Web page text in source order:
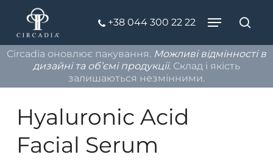
main
content
Menu
+38 044 300 22 22
Circadia оновлює пакування. Можливі відмінності в
дизайні та об’ємі продукції. Склад і якість
залишаються незмінними.
Hyaluronic Acid
Facial Serum
Close
Filters
Menu